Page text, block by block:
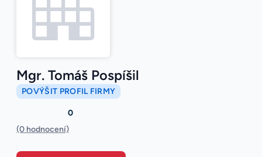
Mgr. Tomáš Pospíšil
POVÝŠIT PROFIL FIRMY
0
(0 hodnocení)